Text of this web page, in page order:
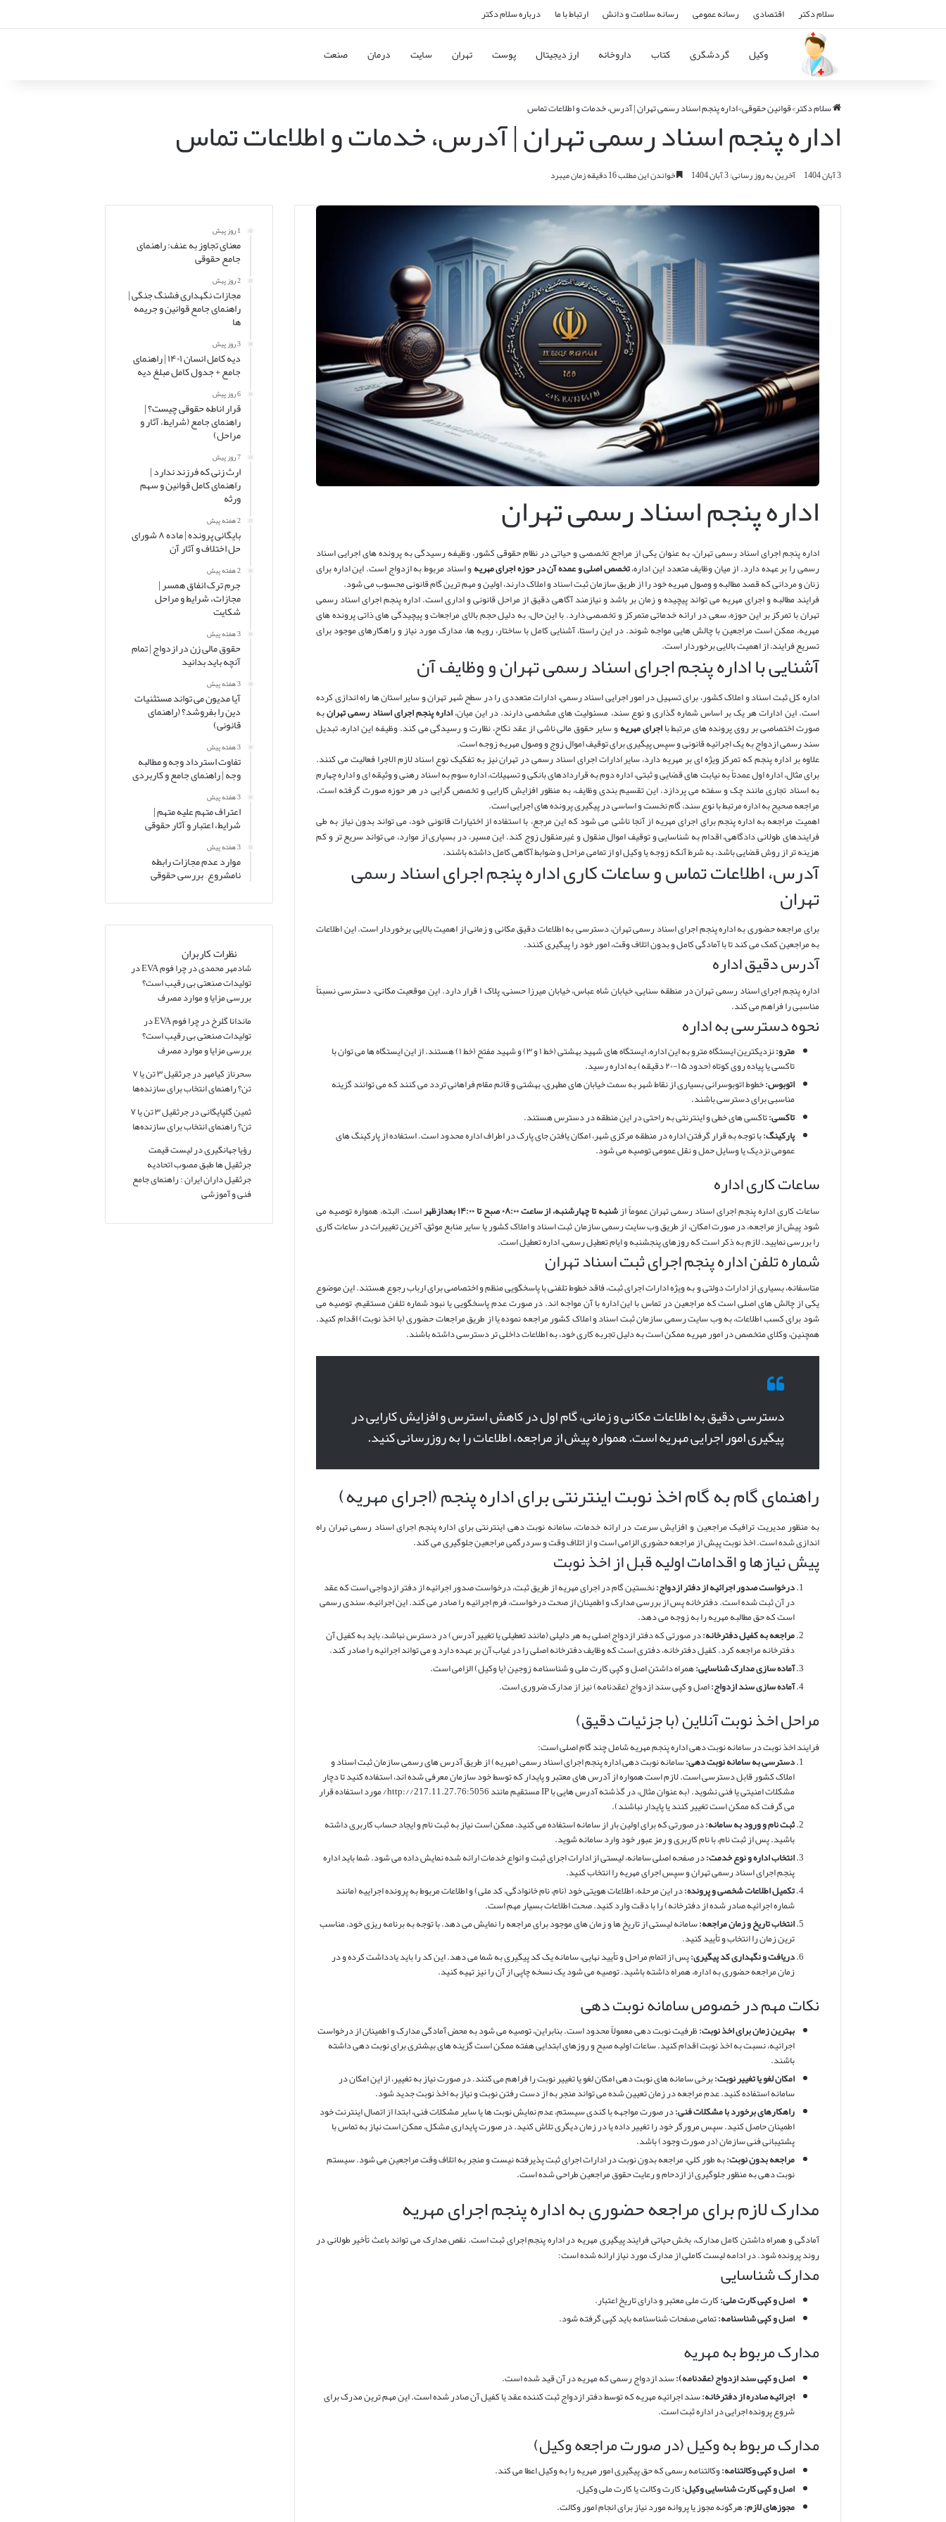
سلام دکتر اقتصادی رسانه عمومی رسانه سلامت و دانش ارتباط با ما درباره سلام دکتر
وکیل گردشگری کتاب داروخانه ارز دیجیتال پوست تهران سایت درمان صنعت
سلام دکتر>قوانین حقوقی>اداره پنجم اسناد رسمی تهران | آدرس، خدمات و اطلاعات تماس
اداره پنجم اسناد رسمی تهران | آدرس، خدمات و اطلاعات تماس
3 آبان 1404 آخرین به روز رسانی: 3 آبان 1404 خواندن این مطلب 16 دقیقه زمان میبرد
اداره پنجم اسناد رسمی تهران
اداره پنجم اجرای اسناد رسمی تهران، به عنوان یکی از مراجع تخصصی و حیاتی در نظام حقوقی کشور، وظیفه رسیدگی به پرونده های اجرایی اسناد
رسمی را بر عهده دارد. از میان وظایف متعدد این اداره،تخصص اصلی و عمده آن در حوزه اجرای مهریهو اسناد مربوط به ازدواج است. این اداره برای
زنان و مردانی که قصد مطالبه و وصول مهریه خود را از طریق سازمان ثبت اسناد و املاک دارند، اولین و مهم ترین گام قانونی محسوب می شود.
فرایند مطالبه و اجرای مهریه می تواند پیچیده و زمان بر باشد و نیازمند آگاهی دقیق از مراحل قانونی و اداری است. اداره پنجم اجرای اسناد رسمی
تهران با تمرکز بر این حوزه، سعی در ارائه خدماتی متمرکز و تخصصی دارد. با این حال، به دلیل حجم بالای مراجعات و پیچیدگی های ذاتی پرونده های
مهریه، ممکن است مراجعین با چالش هایی مواجه شوند. در این راستا، آشنایی کامل با ساختار، رویه ها، مدارک مورد نیاز و راهکارهای موجود برای
تسریع فرایند، از اهمیت بالایی برخوردار است.
آشنایی با اداره پنجم اجرای اسناد رسمی تهران و وظایف آن
اداره کل ثبت اسناد و املاک کشور، برای تسهیل در امور اجرایی اسناد رسمی، ادارات متعددی را در سطح شهر تهران و سایر استان ها راه اندازی کرده
است. این ادارات هر یک بر اساس شماره گذاری و نوع سند، مسئولیت های مشخصی دارند. در این میان،اداره پنجم اجرای اسناد رسمی تهرانبه
صورت اختصاصی بر روی پرونده های مرتبط بااجرای مهریهو سایر حقوق مالی ناشی از عقد نکاح، نظارت و رسیدگی می کند. وظیفه این اداره، تبدیل
سند رسمی ازدواج به یک اجرائیه قانونی و سپس پیگیری برای توقیف اموال زوج و وصول مهریه زوجه است.
علاوه بر اداره پنجم که تمرکز ویژه ای بر مهریه دارد، سایر ادارات اجرای اسناد رسمی در تهران نیز به تفکیک نوع اسناد لازم الاجرا فعالیت می کنند.
برای مثال، اداره اول عمدتاً به نیابت های قضایی و ثبتی، اداره دوم به قراردادهای بانکی و تسهیلات، اداره سوم به اسناد رهنی و وثیقه ای و اداره چهارم
به اسناد تجاری مانند چک و سفته می پردازد. این تقسیم بندی وظایف، به منظور افزایش کارایی و تخصص گرایی در هر حوزه صورت گرفته است.
مراجعه صحیح به اداره مرتبط با نوع سند، گام نخست و اساسی در پیگیری پرونده های اجرایی است.
اهمیت مراجعه به اداره پنجم برای اجرای مهریه از آنجا ناشی می شود که این مرجع، با استفاده از اختیارات قانونی خود، می تواند بدون نیاز به طی
فرایندهای طولانی دادگاهی، اقدام به شناسایی و توقیف اموال منقول و غیرمنقول زوج کند. این مسیر، در بسیاری از موارد، می تواند سریع تر و کم
هزینه تر از روش قضایی باشد، به شرط آنکه زوجه یا وکیل او از تمامی مراحل و ضوابط آگاهی کامل داشته باشند.
آدرس، اطلاعات تماس و ساعات کاری اداره پنجم اجرای اسناد رسمی
تهران
برای مراجعه حضوری به اداره پنجم اجرای اسناد رسمی تهران، دسترسی به اطلاعات دقیق مکانی و زمانی از اهمیت بالایی برخوردار است. این اطلاعات
به مراجعین کمک می کند تا با آمادگی کامل و بدون اتلاف وقت، امور خود را پیگیری کنند.
آدرس دقیق اداره
اداره پنجم اجرای اسناد رسمی تهران در منطقه سنایی، خیابان شاه عباس، خیابان میرزا حسنی، پلاک ۱ قرار دارد. این موقعیت مکانی، دسترسی نسبتاً
مناسبی را فراهم می کند.
نحوه دسترسی به اداره
مترو:
نزدیکترین ایستگاه مترو به این اداره، ایستگاه های شهید بهشتی (خط ۱ و ۳) و شهید مفتح (خط ۱) هستند. از این ایستگاه ها می توان با
تاکسی یا پیاده روی کوتاه (حدود ۱۵-۲۰ دقیقه) به اداره رسید.
اتوبوس:خطوط اتوبوسرانی بسیاری از نقاط شهر به سمت خیابان های مطهری، بهشتی و قائم مقام فراهانی تردد می کنند که می توانند گزینه
مناسبی برای دسترسی باشند.
تاکسی:تاکسی های خطی و اینترنتی به راحتی در این منطقه در دسترس هستند.
پارکینگ:با توجه به قرار گرفتن اداره در منطقه مرکزی شهر، امکان یافتن جای پارک در اطراف اداره محدود است. استفاده از پارکینگ های
عمومی نزدیک یا وسایل حمل و نقل عمومی توصیه می شود.
ساعات کاری اداره
ساعات کاری اداره پنجم اجرای اسناد رسمی تهران عموماً ازشنبه تا چهارشنبه، از ساعت ۰۸:۰۰ صبح تا ۱۴:۰۰ بعدازظهر
است. البته، همواره توصیه می
شود پیش از مراجعه، در صورت امکان، از طریق وب سایت رسمی سازمان ثبت اسناد و املاک کشور یا سایر منابع موثق، آخرین تغییرات در ساعات کاری
را بررسی نمایید. لازم به ذکر است که روزهای پنجشنبه و ایام تعطیل رسمی، اداره تعطیل است.
شماره تلفن اداره پنجم اجرای ثبت اسناد تهران
متاسفانه، بسیاری از ادارات دولتی و به ویژه ادارات اجرای ثبت، فاقد خطوط تلفنی با پاسخگویی منظم و اختصاصی برای ارباب رجوع هستند. این موضوع
یکی از چالش های اصلی است که مراجعین در تماس با این اداره با آن مواجه اند. در صورت عدم پاسخگویی یا نبود شماره تلفن مستقیم، توصیه می
شود برای کسب اطلاعات، به وب سایت رسمی سازمان ثبت اسناد و املاک کشور مراجعه نموده یا از طریق مراجعات حضوری (با اخذ نوبت) اقدام کنید.
همچنین، وکلای متخصص در امور مهریه ممکن است به دلیل تجربه کاری خود، به اطلاعات داخلی تر دسترسی داشته باشند.
دسترسی دقیق به اطلاعات مکانی و زمانی، گام اول در کاهش استرس و افزایش کارایی در
پیگیری امور اجرایی مهریه است. همواره پیش از مراجعه، اطلاعات را به روزرسانی کنید.
راهنمای گام به گام اخذ نوبت اینترنتی برای اداره پنجم (اجرای مهریه)
به منظور مدیریت ترافیک مراجعین و افزایش سرعت در ارائه خدمات، سامانه نوبت دهی اینترنتی برای اداره پنجم اجرای اسناد رسمی تهران راه
اندازی شده است. اخذ نوبت پیش از مراجعه حضوری الزامی است و از اتلاف وقت و سردرگمی مراجعین جلوگیری می کند.
پیش نیازها و اقدامات اولیه قبل از اخذ نوبت
درخواست صدور اجرائیه از دفتر ازدواج:نخستین گام در اجرای مهریه از طریق ثبت، درخواست صدور اجرائیه از دفتر ازدواجی است که عقد
در آن ثبت شده است. دفترخانه پس از بررسی مدارک و اطمینان از صحت درخواست، فرم اجرائیه را صادر می کند. این اجرائیه، سندی رسمی
است که حق مطالبه مهریه را به زوجه می دهد.
مراجعه به کفیل دفترخانه:در صورتی که دفتر ازدواج اصلی به هر دلیلی (مانند تعطیلی یا تغییر آدرس) در دسترس نباشد، باید به کفیل آن
دفترخانه مراجعه کرد. کفیل دفترخانه، دفتری است که وظایف دفترخانه اصلی را در غیاب آن بر عهده دارد و می تواند اجرائیه را صادر کند.
آماده سازی مدارک شناسایی:همراه داشتن اصل و کپی کارت ملی و شناسنامه زوجین (یا وکیل) الزامی است.
آماده سازی سند ازدواج:اصل و کپی سند ازدواج (عقدنامه) نیز از مدارک ضروری است.
مراحل اخذ نوبت آنلاین (با جزئیات دقیق)
فرایند اخذ نوبت در سامانه نوبت دهی اداره پنجم مهریه شامل چند گام اصلی است:
دسترسی به سامانه نوبت دهی:سامانه نوبت دهی اداره پنجم اجرای اسناد رسمی (مهریه) از طریق آدرس های رسمی سازمان ثبت اسناد و
املاک کشور قابل دسترسی است. لازم است همواره از آدرس های معتبر و پایدار که توسط خود سازمان معرفی شده اند، استفاده کنید تا دچار
مشکلات امنیتی یا فنی نشوید. (به عنوان مثال، در گذشته آدرس هایی با IP مستقیم مانند http://217.11.27.76:5056/ مورد استفاده قرار
می گرفت که ممکن است تغییر کنند یا پایدار نباشند).
ثبت نام و ورود به سامانه:در صورتی که برای اولین بار از سامانه استفاده می کنید، ممکن است نیاز به ثبت نام و ایجاد حساب کاربری داشته
باشید. پس از ثبت نام، با نام کاربری و رمز عبور خود وارد سامانه شوید.
انتخاب اداره و نوع خدمت:در صفحه اصلی سامانه، لیستی از ادارات اجرای ثبت و انواع خدمات ارائه شده نمایش داده می شود. شما باید اداره
پنجم اجرای اسناد رسمی تهران و سپس اجرای مهریه را انتخاب کنید.
تکمیل اطلاعات شخصی و پرونده:در این مرحله، اطلاعات هویتی خود (نام، نام خانوادگی، کد ملی) و اطلاعات مربوط به پرونده اجراییه (مانند
شماره اجرائیه صادر شده از دفترخانه) را با دقت وارد کنید. صحت اطلاعات بسیار مهم است.
انتخاب تاریخ و زمان مراجعه:سامانه لیستی از تاریخ ها و زمان های موجود برای مراجعه را نمایش می دهد. با توجه به برنامه ریزی خود، مناسب
ترین زمان را انتخاب و تأیید کنید.
دریافت و نگهداری کد پیگیری:پس از اتمام مراحل و تأیید نهایی، سامانه یک کد پیگیری به شما می دهد. این کد را باید یادداشت کرده و در
زمان مراجعه حضوری به اداره، همراه داشته باشید. توصیه می شود یک نسخه چاپی از آن را نیز تهیه کنید.
نکات مهم در خصوص سامانه نوبت دهی
بهترین زمان برای اخذ نوبت:ظرفیت نوبت دهی معمولاً محدود است. بنابراین، توصیه می شود به محض آمادگی مدارک و اطمینان از درخواست
اجرائیه، نسبت به اخذ نوبت اقدام کنید. ساعات اولیه صبح و روزهای ابتدایی هفته ممکن است گزینه های بیشتری برای نوبت دهی داشته
باشند.
امکان لغو یا تغییر نوبت:برخی سامانه های نوبت دهی امکان لغو یا تغییر نوبت را فراهم می کنند. در صورت نیاز به تغییر، از این امکان در
سامانه استفاده کنید. عدم مراجعه در زمان تعیین شده می تواند منجر به از دست رفتن نوبت و نیاز به اخذ نوبت جدید شود.
راهکارهای برخورد با مشکلات فنی:در صورت مواجهه با کندی سیستم، عدم نمایش نوبت ها یا سایر مشکلات فنی، ابتدا از اتصال اینترنت خود
اطمینان حاصل کنید. سپس مرورگر خود را تغییر داده یا در زمان دیگری تلاش کنید. در صورت پایداری مشکل، ممکن است نیاز به تماس با
پشتیبانی فنی سازمان (در صورت وجود) باشد.
مراجعه بدون نوبت:به طور کلی، مراجعه بدون نوبت در ادارات اجرای ثبت پذیرفته نیست و منجر به اتلاف وقت مراجعین می شود. سیستم
نوبت دهی به منظور جلوگیری از ازدحام و رعایت حقوق مراجعین طراحی شده است.
مدارک لازم برای مراجعه حضوری به اداره پنجم اجرای مهریه
آمادگی و همراه داشتن کامل مدارک، بخش حیاتی فرایند پیگیری مهریه در اداره پنجم اجرای ثبت است. نقص مدارک می تواند باعث تأخیر طولانی در
روند پرونده شود. در ادامه لیست کاملی از مدارک مورد نیاز ارائه شده است:
مدارک شناسایی
اصل و کپی کارت ملی:کارت ملی معتبر و دارای تاریخ اعتبار.
اصل و کپی شناسنامه:تمامی صفحات شناسنامه باید کپی گرفته شود.
مدارک مربوط به مهریه
اصل و کپی سند ازدواج (عقدنامه):سند ازدواج رسمی که مهریه در آن قید شده است.
اجرائیه صادره از دفترخانه:سند اجرائیه مهریه که توسط دفتر ازدواج ثبت کننده عقد یا کفیل آن صادر شده است. این مهم ترین مدرک برای
شروع پرونده اجرایی در اداره ثبت است.
مدارک مربوط به وکیل (در صورت مراجعه وکیل)
اصل و کپی وکالتنامه:وکالتنامه رسمی که حق پیگیری امور مهریه را به وکیل اعطا می کند.
اصل و کپی کارت شناسایی وکیل:کارت وکالت یا کارت ملی وکیل.
مجوزهای لازم:هرگونه مجوز یا پروانه مورد نیاز برای انجام امور وکالت.
1 روز پیش
معنای تجاوز به عنف: راهنمای
جامع حقوقی
2 روز پیش
مجازات نگهداری فشنگ جنگی |
راهنمای جامع قوانین و جریمه
ها
3 روز پیش
دیه کامل انسان ۱۴۰۱ | راهنمای
جامع + جدول کامل مبلغ دیه
6 روز پیش
قرار اناطه حقوقی چیست؟ |
راهنمای جامع (شرایط، آثار و
مراحل)
7 روز پیش
ارث زنی که فرزند ندارد |
راهنمای کامل قوانین و سهم
ورثه
2 هفته پیش
بایگانی پرونده | ماده ۸ شورای
حل اختلاف و آثار آن
2 هفته پیش
جرم ترک انفاق همسر |
مجازات، شرایط و مراحل
شکایت
3 هفته پیش
حقوق مالی زن در ازدواج | تمام
آنچه باید بدانید
3 هفته پیش
آیا مدیون می تواند مستثنیات
دین را بفروشد؟ (راهنمای
قانونی)
3 هفته پیش
تفاوت استرداد وجه و مطالبه
وجه | راهنمای جامع و کاربردی
3 هفته پیش
اعتراف متهم علیه متهم |
شرایط، اعتبار و آثار حقوقی
3 هفته پیش
موارد عدم مجازات رابطه
نامشروع – بررسی حقوقی
نظرات کاربران
شادمهر محمدیدر
چرا فوم EVA در
تولیدات صنعتی بی رقیب است؟
بررسی مزایا و موارد مصرف
ماندانا گلرخدر
چرا فوم EVA در
تولیدات صنعتی بی رقیب است؟
بررسی مزایا و موارد مصرف
سحرناز کیامهردر
جرثقیل ۳ تن یا ۷
تن؟ راهنمای انتخاب برای سازنده‌ها
ثمین گلپایگانیدر
جرثقیل ۳ تن یا ۷
تن؟ راهنمای انتخاب برای سازنده‌ها
رؤیا جهانگیریدرلیست قیمت
جرثقیل ها طبق مصوب اتحادیه
جرثقیل داران ایران : راهنمای جامع
فنی و آموزشی